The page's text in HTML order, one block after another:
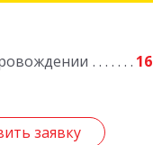
16
заявку
заявку